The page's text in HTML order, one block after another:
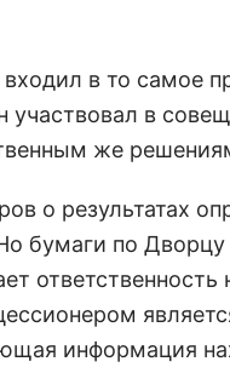
в то самое
в
же
о результатах
бумаги по Дворцу
ответственность
информация